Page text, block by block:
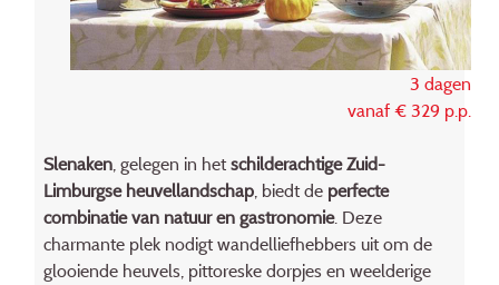
3 dagen
vanaf € 329 p.p.
Slenaken, gelegen in hetschilderachtige Zuid-
Limburgse heuvellandschap, biedt de perfecte
combinatie van natuur en gastronomie. Deze
charmante plek nodigt wandelliefhebbers uit om de
glooiende heuvels, pittoreske dorpjes en weelderige